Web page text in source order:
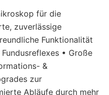
für die
zuverlässige
Funktionalität
• Große
&
zur
Abläufe durch mehr